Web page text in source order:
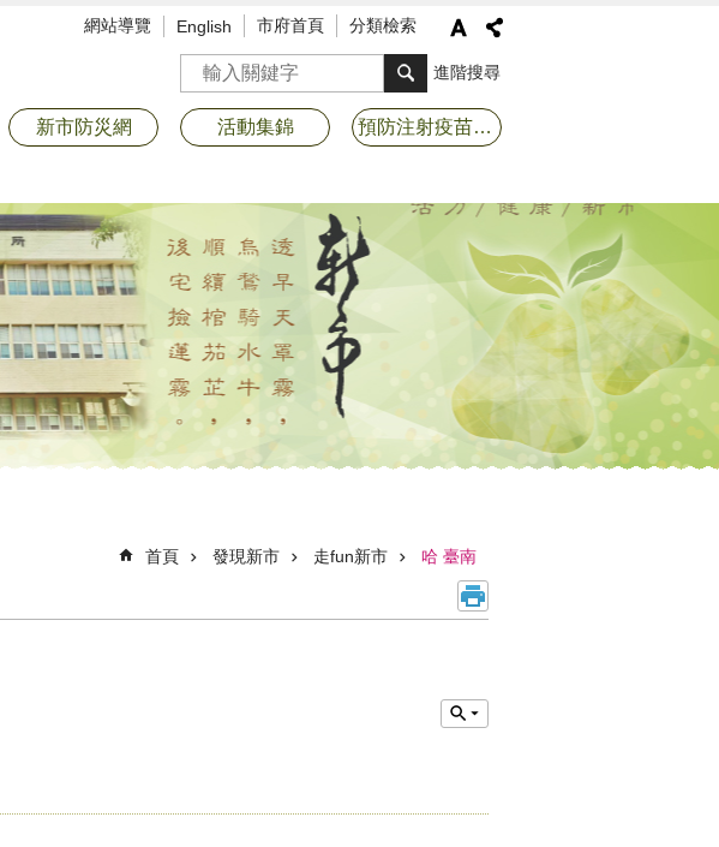
網站導覽 English 市府首頁 分類檢索
搜尋 進階搜尋
新市防災網 活動集錦 預防注射疫苗接種專區
首頁 發現新市 走fun新市 哈 臺南